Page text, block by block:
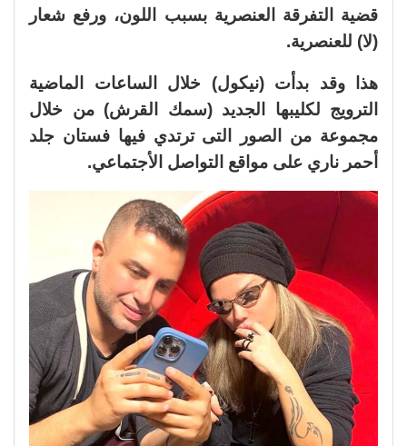
قضية التفرقة العنصرية بسبب اللون، ورفع شعار
(لا) للعنصرية.
هذا وقد بدأت (نيكول) خلال الساعات الماضية
الترويج لكليبها الجديد (سمك القرش) من خلال
مجموعة من الصور التى ترتدي فيها فستان جلد
أحمر ناري على مواقع التواصل الأجتماعي.